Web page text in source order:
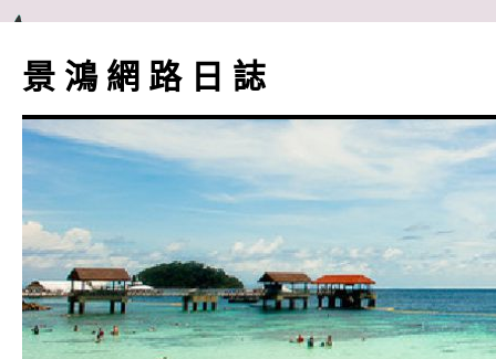
主
要
容
景 鴻 網 路 日 誌